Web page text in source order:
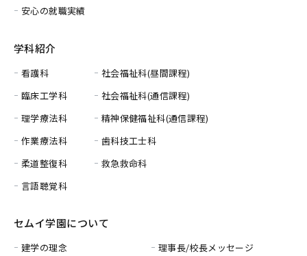
安心の就職実績
学科紹介
看護科
臨床工学科
理学療法科
作業療法科
柔道整復科
言語聴覚科
社会福祉科(昼間課程)
社会福祉科(通信課程)
精神保健福祉科(通信課程)
歯科技工士科
救急救命科
セムイ学園について
建学の理念
理事長/校長メッセージ